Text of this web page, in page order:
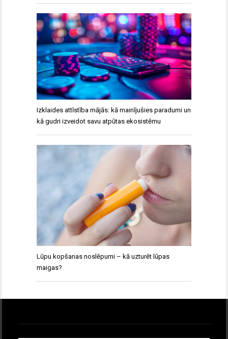
Izklaides attīstība mājās: kā mainījušies paradumi un
kā gudri izveidot savu atpūtas ekosistēmu
Lūpu kopšanas noslēpumi – kā uzturēt lūpas
maigas?